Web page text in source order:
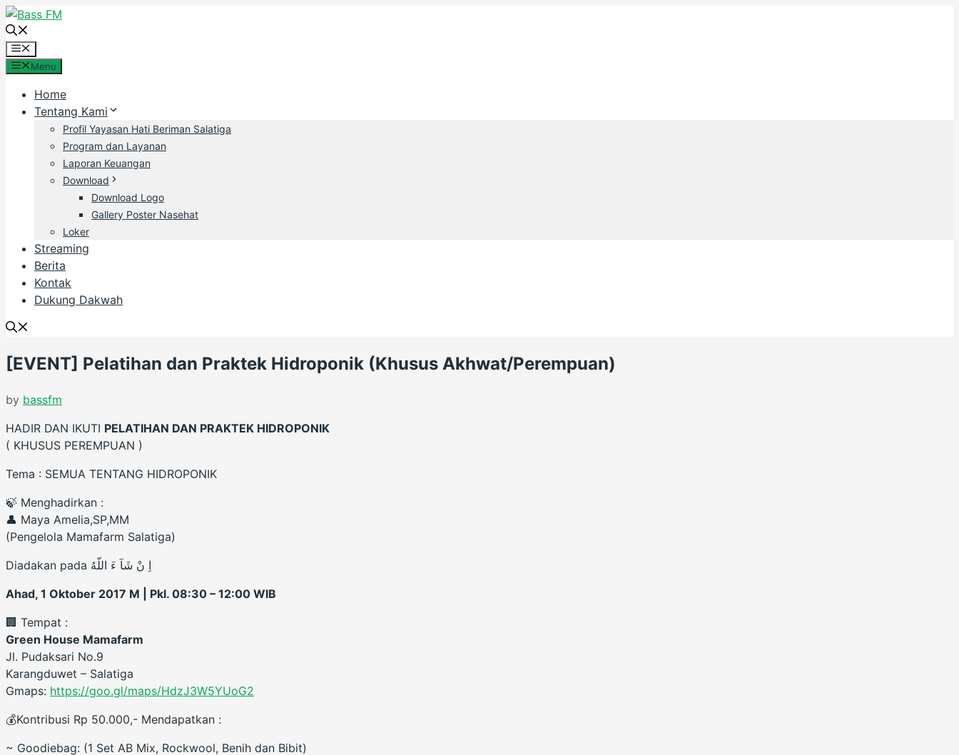
Skip
to
contentMenu
Menu
Home
Tentang Kami
Profil Yayasan Hati Beriman Salatiga
Program dan Layanan
Laporan Keuangan
Download
Download Logo
Gallery Poster Nasehat
Loker
Streaming
Berita
Kontak
Dukung Dakwah
[EVENT] Pelatihan dan Praktek Hidroponik (Khusus Akhwat/Perempuan)
by bassfm
HADIR DAN IKUTI PELATIHAN DAN PRAKTEK HIDROPONIK
( KHUSUS PEREMPUAN )
Tema : SEMUA TENTANG HIDROPONIK
🍃 Menghadirkan :
👤 Maya Amelia,SP,MM
(Pengelola Mamafarm Salatiga)
Diadakan pada اِ نْ شَآ ءَ اللّهُ
Ahad, 1 Oktober 2017 M | Pkl. 08:30 – 12:00 WIB
🏢 Tempat :
Green House Mamafarm
Jl. Pudaksari No.9
Karangduwet – Salatiga
Gmaps: https://goo.gl/maps/HdzJ3W5YUoG2
💰Kontribusi Rp 50.000,- Mendapatkan :
~ Goodiebag: (1 Set AB Mix, Rockwool, Benih dan Bibit)